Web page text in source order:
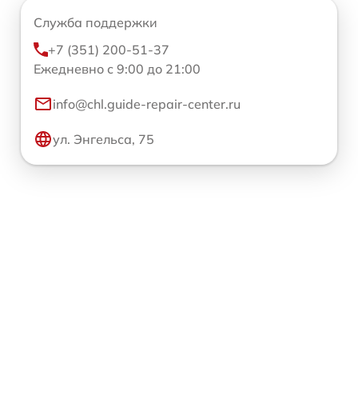
Служба поддержки
+7 (351) 200-51-37
Ежедневно с 9:00 до 21:00
info@chl.guide-repair-center.ru
ул. Энгельса, 75